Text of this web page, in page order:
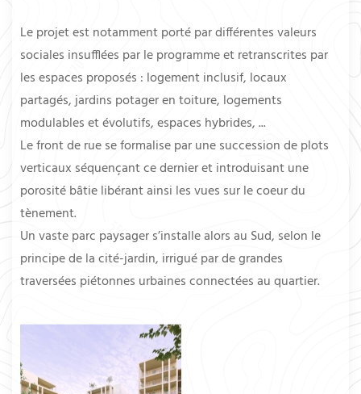
Le projet est notamment porté par différentes valeurs
sociales insufflées par le programme et retranscrites par
les espaces proposés : logement inclusif, locaux
partagés, jardins potager en toiture, logements
modulables et évolutifs, espaces hybrides, ...
Le front de rue se formalise par une succession de plots
verticaux séquençant ce dernier et introduisant une
porosité bâtie libérant ainsi les vues sur le coeur du
tènement.
Un vaste parc paysager s’installe alors au Sud, selon le
principe de la cité-jardin, irrigué par de grandes
traversées piétonnes urbaines connectées au quartier.